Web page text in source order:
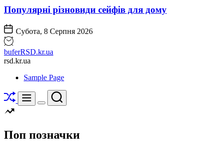
Популярні різновиди сейфів для дому
Субота, 8 Серпня 2026
buferRSD.kr.ua
rsd.kr.ua
Sample Page
Перетасувати
Меню
Перемикач
Пошук
Поп позначки